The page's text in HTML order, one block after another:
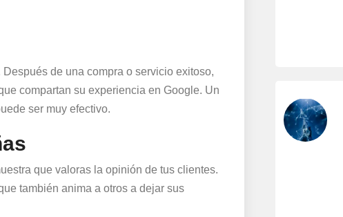
de una compra o servicio exitoso,
compartan su experiencia en Google. Un
ser muy efectivo.
que valoras la opinión de tus clientes.
también anima a otros a dejar sus